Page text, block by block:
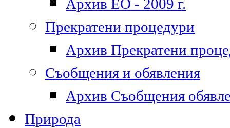
Архив ЕО - 2009 г.
Прекратени процедури
Архив Прекратени
Съобщения и обявления
Архив Съобщения
Природа